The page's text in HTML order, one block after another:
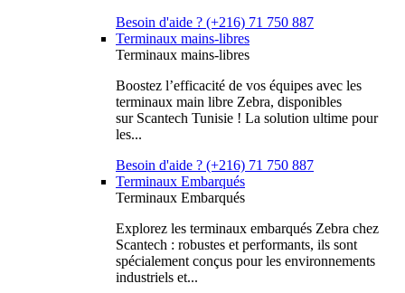
Besoin d'aide ? (+216) 71 750 887
Terminaux mains-libres
Terminaux mains-libres
Boostez l’efficacité de vos équipes avec les
terminaux main libre Zebra, disponibles
sur Scantech Tunisie ! La solution ultime pour
les...
Besoin d'aide ? (+216) 71 750 887
Terminaux Embarqués
Terminaux Embarqués
Explorez les terminaux embarqués Zebra chez
Scantech : robustes et performants, ils sont
spécialement conçus pour les environnements
industriels et...